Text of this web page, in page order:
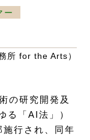
ー
所 for the Arts）
の研究開発及
る「AI法」）
施行され、同年